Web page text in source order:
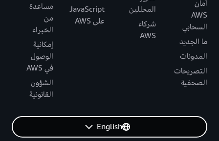
أمان
AWS
السحابي
ما الجديد
المدونات
التصريحات
الصحفية
المحللين
شركاء
AWS
JavaScript
على AWS
مساعدة
من
الخبراء
إمكانية
الوصول
في AWS
الشؤون
القانونية
English